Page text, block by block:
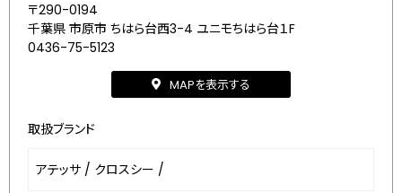
〒290-0194
千葉県 市原市 ちはら台西3-4 ユニモちはら台１F
0436-75-5123
MAPを表示する
取扱ブランド
アテッサ / クロスシー /